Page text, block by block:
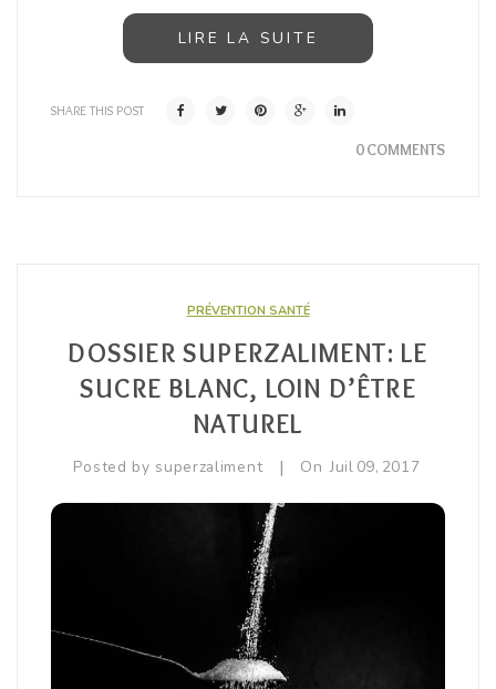
LIRE LA SUITE
SHARE THIS POST
0 COMMENTS
PRÉVENTION SANTÉ
DOSSIER SUPERZALIMENT: LE
SUCRE BLANC, LOIN D’ÊTRE
NATUREL
Posted by superzaliment | On Juil 09, 2017